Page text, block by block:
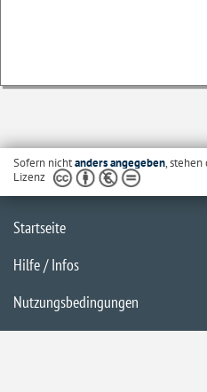
Sofern nichtanders angegeben,
Lizenz
Startseite
Hilfe / Infos
Nutzungsbedingungen